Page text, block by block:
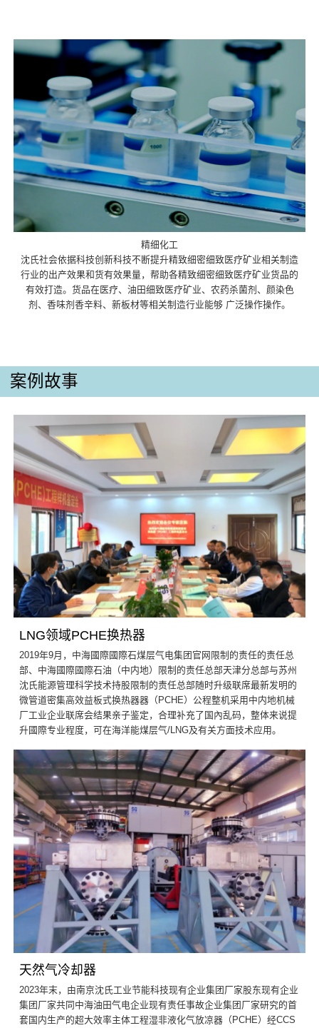
精细化工
沈氏社会依据科技创新科技不断提升精致细密细致医疗矿业相关制造
行业的出产效果和货有效果量，帮助各精致细密细致医疗矿业货品的
有效打造。货品在医疗、油田细致医疗矿业、农药杀菌剂、颜染色
剂、香味剂香辛料、新板材等相关制造行业能够 广泛操作操作。
案例故事
LNG领域PCHE换热器
2019年9月，中海國際國際石煤层气电集团官网限制的责任的责任总
部、中海國際國際石油（中内地）限制的责任总部天津分总部与苏州
沈氏能源管理科学技术持股限制的责任总部随时升级联席最新发明的
微管道密集高效益板式换热器器（PCHE）公程整机采用中内地机械
厂工业企业联席会结果亲子鉴定，合理补充了国內乱码，整体来说提
升國際专业程度，可在海洋能煤层气/LNG及有关方面技术应用。
天然气冷却器
2023年末，由南京沈氏工业节能科技现有企业集团厂家股东现有企业
集团厂家共同中海油田气电企业现有责任事故企业集团厂家研究的首
套国内生产的超大效率主体工程湿非液化气放凉器（PCHE）经CCS